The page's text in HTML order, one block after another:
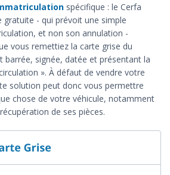
spécifique : le Cerfa
gratuite - qui prévoit une simple
et non son annulation -
vous remettiez la carte grise du
barrée, signée, datée et présentant la
». À défaut de vendre votre
solution peut donc vous permettre
chose de votre véhicule, notamment
de ses pièces.